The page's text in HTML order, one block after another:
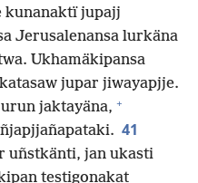
kunanaktï jupajj
Jerusalenansa lurkäna
Ukhamäkipansa
jupar jiwayapjje.
jaktayäna, +
41
uñstkänti, jan ukasti
testigonakat